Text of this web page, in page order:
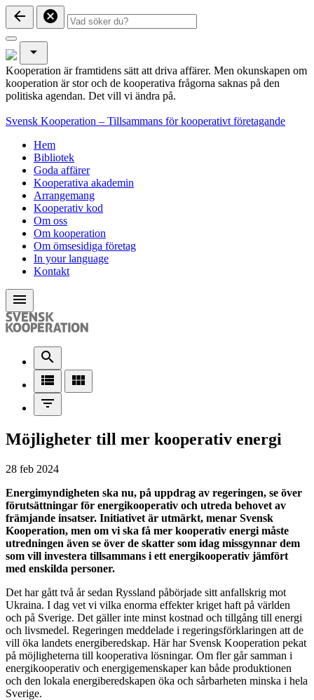
arrow_back cancel
arrow_drop_down
Kooperation är framtidens sätt att driva affärer. Men okunskapen om
kooperation är stor och de kooperativa frågorna saknas på den
politiska agendan. Det vill vi ändra på.
Svensk Kooperation – Tillsammans för kooperativt företagande
Hem
Bibliotek
Goda affärer
Kooperativa akademin
Arrangemang
Kooperativ kod
Om oss
Om kooperation
Om ömsesidiga företag
In your language
Kontakt
menu
search
view_list
view_module
filter_list
Möjligheter till mer kooperativ energi
28 feb 2024
Energimyndigheten ska nu, på uppdrag av regeringen, se över
förutsättningar för energikooperativ och utreda behovet av
främjande insatser. Initiativet är utmärkt, menar Svensk
Kooperation, men om vi ska få mer kooperativ energi måste
utredningen även se över de skatter som idag missgynnar dem
som vill investera tillsammans i ett energikooperativ jämfört
med enskilda personer.
Det har gått två år sedan Ryssland påbörjade sitt anfallskrig mot
Ukraina. I dag vet vi vilka enorma effekter kriget haft på världen
och på Sverige. Det gäller inte minst kostnad och tillgång till energi
och livsmedel. Regeringen meddelade i regeringsförklaringen att de
vill öka landets energiberedskap. Här har Svensk Kooperation pekat
på möjligheterna till kooperativa lösningar. Om fler går samman i
energikooperativ och energigemenskaper kan både produktionen
och den lokala energiberedskapen öka och sårbarheten minska i hela
Sverige.